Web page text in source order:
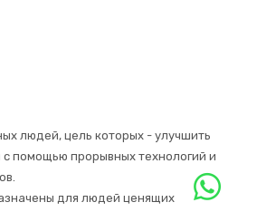
людей, цель которых - улучшить
помощью прорывных технологий и
для людей ценящих